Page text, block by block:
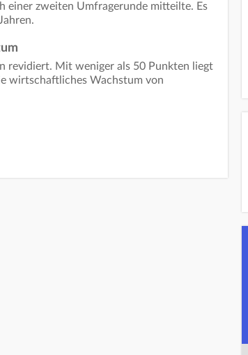
einer zweiten Umfragerunde mitteilte. Es
revidiert. Mit weniger als 50 Punkten liegt
wirtschaftliches Wachstum von